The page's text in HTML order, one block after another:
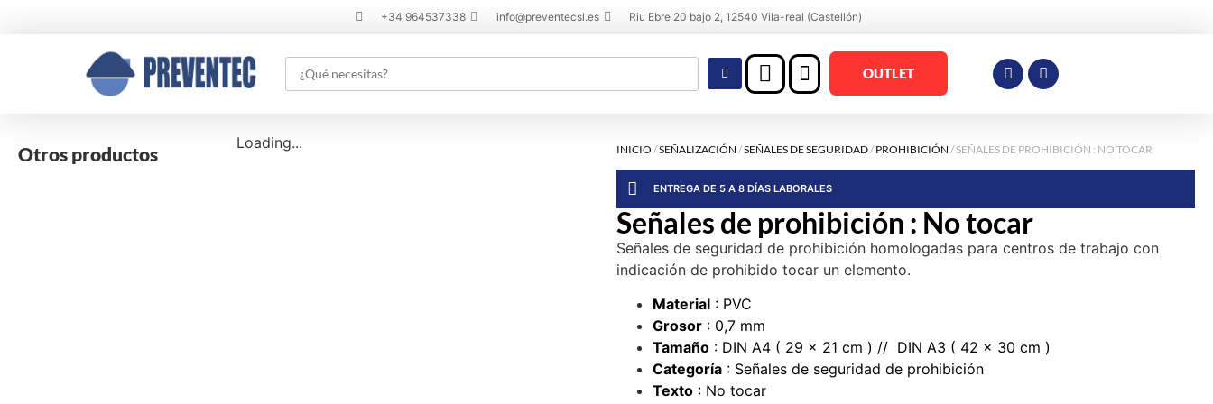
+34 964537338 info@preventecsl.es Riu Ebre 20 bajo 2, 12540 Vila-real (Castellón)
OUTLET
Otros productos Loading... INICIO /SEÑALIZACIÓN /SEÑALES DE SEGURIDAD/PROHIBICIÓN / SEÑALES DE PROHIBICIÓN : NO TOCAR
ENTREGA DE 5 A 8 DÍAS LABORALES
Señales de prohibición : No tocar
Señales de seguridad de prohibición homologadas para centros de trabajo con
indicación de prohibido tocar un elemento.
Material: PVC
Grosor: 0,7 mm
Tamaño: DIN A4 ( 29 x 21 cm ) // DIN A3 ( 42 x 30 cm )
Categoría: Señales de seguridad de prohibición
Texto: No tocar